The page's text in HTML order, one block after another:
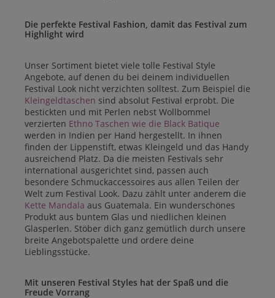
Die perfekte Festival Fashion, damit das Festival zum
Highlight wird
Unser Sortiment bietet viele tolle Festival Style
Angebote, auf denen du bei deinem individuellen
Festival Look nicht verzichten solltest. Zum Beispiel die
Kleingeldtaschen sind absolut Festival erprobt. Die
bestickten und mit Perlen nebst Wollbommel
verzierten Ethno Taschen wie die Black Batique
werden in Indien per Hand hergestellt. In ihnen
finden der Lippenstift, etwas Kleingeld und das Handy
ausreichend Platz. Da die meisten Festivals sehr
international ausgerichtet sind, passen auch
besondere Schmuckaccessoires aus allen Teilen der
Welt zum Festival Look. Dazu zählt unter anderem die
Kette Mandala aus Guatemala. Ein wunderschönes
Produkt aus buntem Glas und niedlichen kleinen
Glasperlen. Stöber dich ganz gemütlich durch unsere
breite Angebotspalette und ordere deine
Lieblingsstücke.
Mit unseren Festival Styles hat der Spaß und die
Freude Vorrang